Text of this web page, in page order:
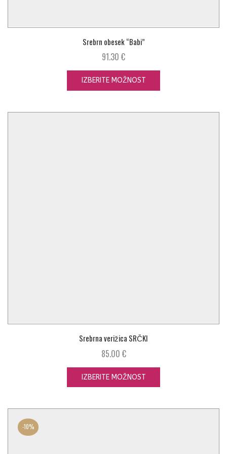
Srebrn obesek “Babi”
91.30 €
IZBERITE MOŽNOST
Srebrna verižica SRČKI
85.00 €
IZBERITE MOŽNOST
-10%